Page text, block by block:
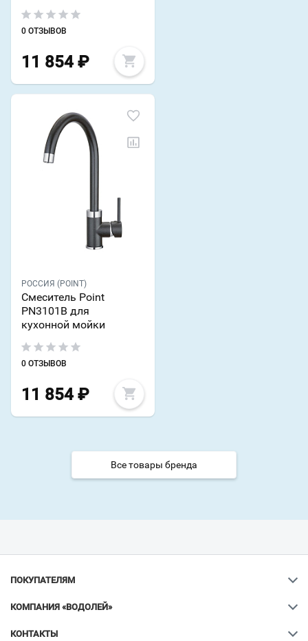
0 ОТЗЫВОВ
11 854 ₽
РОССИЯ (POINT)
Смеситель Point
PN3101B для
кухонной мойки
0 ОТЗЫВОВ
11 854 ₽
Все товары бренда
ПОКУПАТЕЛЯМ
КОМПАНИЯ «ВОДОЛЕЙ»
КОНТАКТЫ